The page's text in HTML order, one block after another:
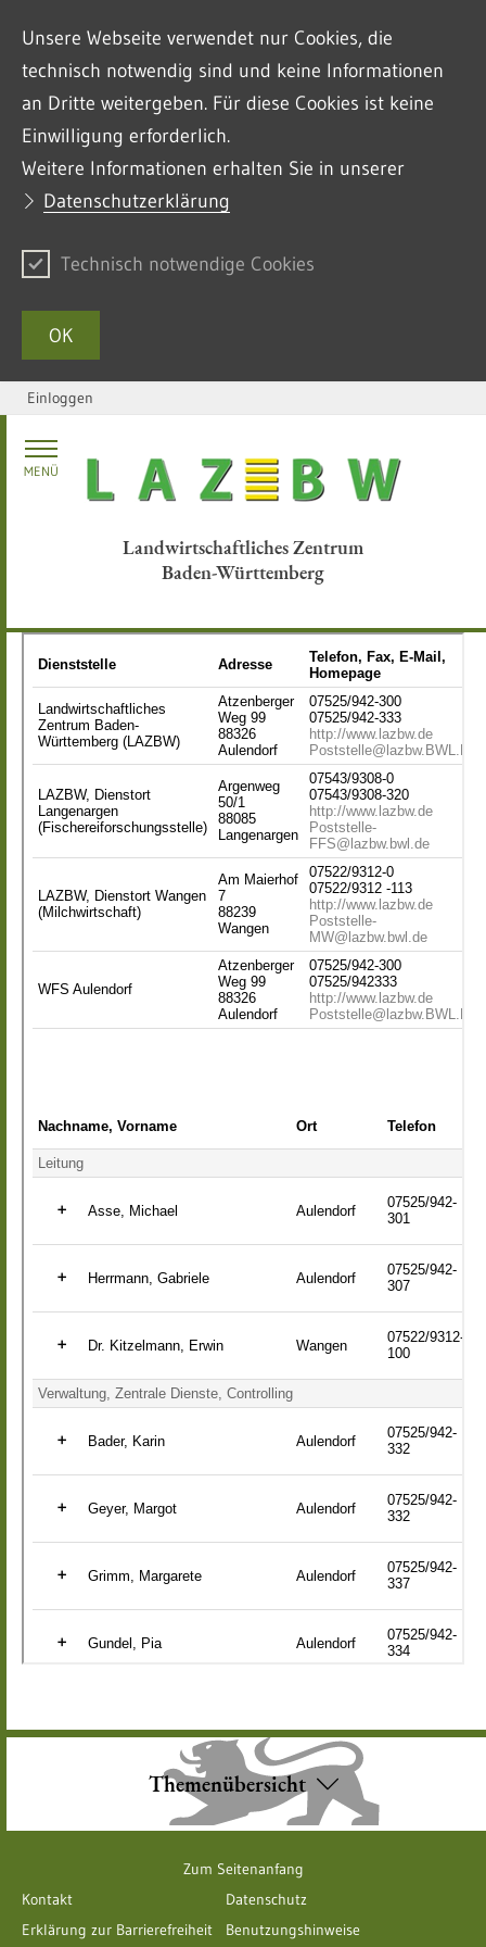
Unsere Webseite verwendet nur Cookies, die
technisch notwendig sind und keine Informationen
an Dritte weitergeben. Für diese Cookies ist keine
Einwilligung erforderlich.
Weitere Informationen erhalten Sie in unserer
Datenschutzerklärung
Technisch notwendige Cookies
OK
Zum Inhalt springen
Einloggen
Landwirtschaftliches Zentrum
Baden-Württemberg
MENÜ
Themenübersicht
Zum Seitenanfang
Kontakt
Datenschutz
Erklärung zur Barrierefreiheit
Benutzungshinweise